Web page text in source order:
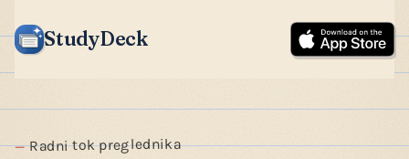
StudyDeck
Radni tok preglednika